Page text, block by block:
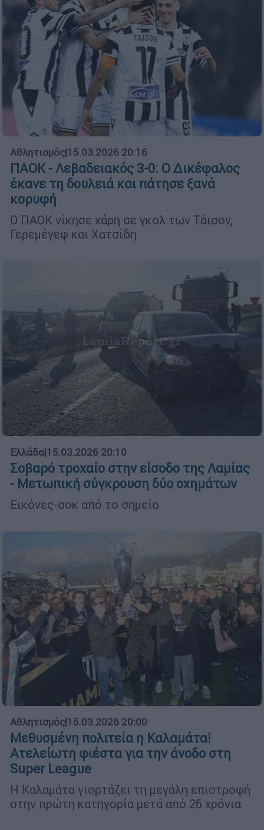
Αθλητισμός|15.03.2026 20:16
ΠΑΟΚ - Λεβαδειακός 3-0: Ο Δικέφαλος
έκανε τη δουλειά και πάτησε ξανά
κορυφή
O ΠΑΟΚ νίκησε χάρη σε γκολ των Τάισον,
Γερεμέγεφ και Χατσίδη
Ελλάδα|15.03.2026 20:10
Σοβαρό τροχαίο στην είσοδο της Λαμίας
- Μετωπική σύγκρουση δύο οχημάτων
Εικόνες-σοκ από το σημείο
Αθλητισμός|15.03.2026 20:00
Μεθυσμένη πολιτεία η Καλαμάτα!
Ατελείωτη φιέστα για την άνοδο στη
Super League
Η Καλαμάτα γιορτάζει τη μεγάλη επιστροφή
στην πρώτη κατηγορία μετά από 26 χρόνια